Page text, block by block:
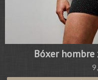
Bóxer